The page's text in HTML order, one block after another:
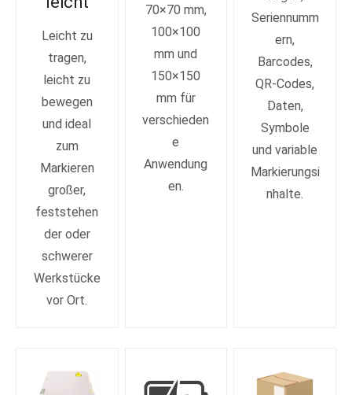
Leicht zu
tragen,
leicht zu
bewegen
und ideal
zum
Markieren
großer,
feststehen
der oder
schwerer
Werkstücke
vor Ort.
70×70 mm,
100×100
mm und
150×150
mm für
verschieden
e
Anwendung
en.
Seriennumm
ern,
Barcodes,
QR-Codes,
Daten,
Symbole
und variable
Markierungsi
nhalte.